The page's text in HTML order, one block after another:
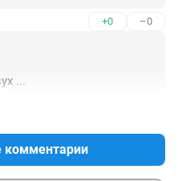
+0 –0
...
комментарии